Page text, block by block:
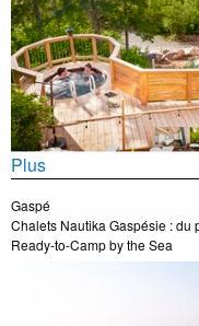
Plus
Gaspé
Chalets Nautika Gaspésie : du
Ready-to-Camp by the Sea